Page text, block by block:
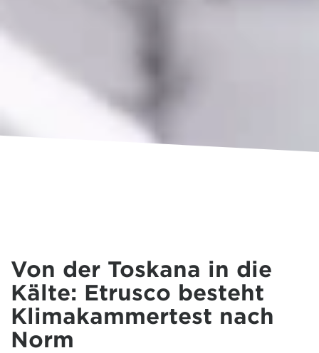
Von der Toskana in die
Kälte: Etrusco besteht
Klimakammertest nach
Norm